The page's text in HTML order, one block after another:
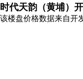
时代天韵（黄埔）
该楼盘价格数据来自开